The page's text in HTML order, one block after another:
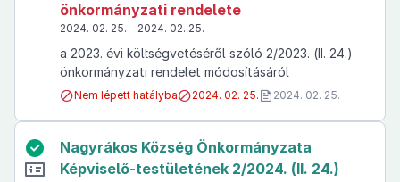
önkormányzati rendelete
2024. 02. 25. – 2024. 02. 25.
a 2023. évi költségvetéséről szóló 2/2023. (II. 24.)
önkormányzati rendelet módosításáról
Nem lépett hatályba 2024. 02. 25. 2024. 02. 25.
Nagyrákos Község Önkormányzata
Képviselő-testületének 2/2024. (II. 24.)